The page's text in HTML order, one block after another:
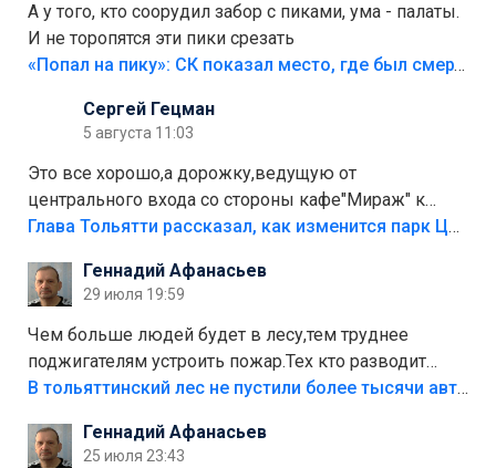
А у того, кто соорудил забор с пиками, ума - палаты.
И не торопятся эти пики срезать
«Попал на пику»: СК показал место, где был смертельно травмирован ребенок в Тольятти
Сергей Гецман
5 августа 11:03
Это все хорошо,а дорожку,ведущую от
центрального входа со стороны кафе"Мираж" к
аттракционам слабо доделать?А то бордюры
лежала в парке и испортилась.Да еще,видимо,часть
украли.
Глава Тольятти рассказал, как изменится парк Центрального района
Геннадий Афанасьев
29 июля 19:59
Чем больше людей будет в лесу,тем труднее
поджигателям устроить пожар.Тех кто разводит
костры,тех надо безбожно штрафовать.Камер полно
Штрафы мизерные.
В тольяттинский лес не пустили более тысячи автомобилей
Геннадий Афанасьев
25 июля 23:43